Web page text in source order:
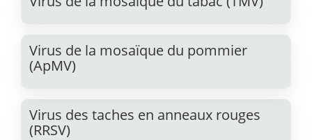
Virus de la mosaïque du pommier
(ApMV)
Virus des taches en anneaux rouges
(RRSV)